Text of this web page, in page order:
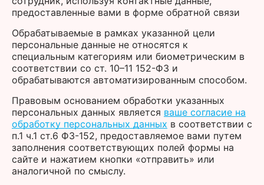
предоставленные вами в форме обратной связи
Обрабатываемые в рамках указанной цели
персональные данные не относятся к
специальным категориям или биометрическим в
соответствии со ст. 10–11 152-ФЗ и
обрабатываются автоматизированным способом.
Правовым основанием обработки указанных
персональных данных является ваше согласие на
обработку персональных данных в соответствии с
п.1 ч.1 ст.6 ФЗ-152, предоставляемое вами путем
заполнения соответствующих полей формы на
сайте и нажатием кнопки «отправить» или
аналогичной по смыслу.